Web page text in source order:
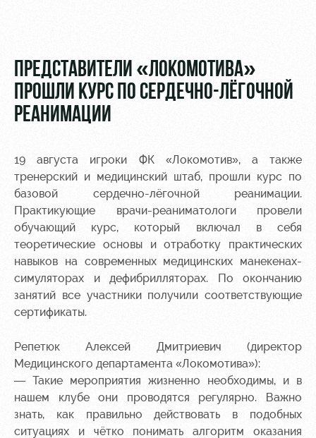
МГН
РЖД
Арена
Организация
мероприятий
Аренда
полей
Аренда
площадей
дворец
Занятия
спортом
Отбор
Локо
Старт
Локо-Лето
Академия
Как
Контакты
Академии
Информация
для
болельщиков
Банковская
карта
«Локомотив»
Заставки
болельщика
Программа
лояльности
Информация
ПРЕДСТАВИТЕЛИ «ЛОКОМОТИВА»
ПРОШЛИ КУРС ПО СЕРДЕЧНО-ЛЁГОЧНОЙ
РЕАНИМАЦИИ
19 августа игроки ФК «Локомотив», а также
тренерский и медицинский штаб, прошли курс по
базовой сердечно-лёгочной реанимации.
Практикующие врачи-реаниматологи провели
обучающий курс, который включал в себя
теоретические основы и отработку практических
навыков на современных медицинских манекенах-
симуляторах и дефибрилляторах. По окончанию
занятий все участники получили соответствующие
сертификаты.
Репетюк Алексей Дмитриевич (директор
Медицинского департамента «Локомотива»):
— Такие мероприятия жизненно необходимы, и в
нашем клубе они проводятся регулярно. Важно
знать, как правильно действовать в подобных
ситуациях и чётко понимать алгоритм оказания